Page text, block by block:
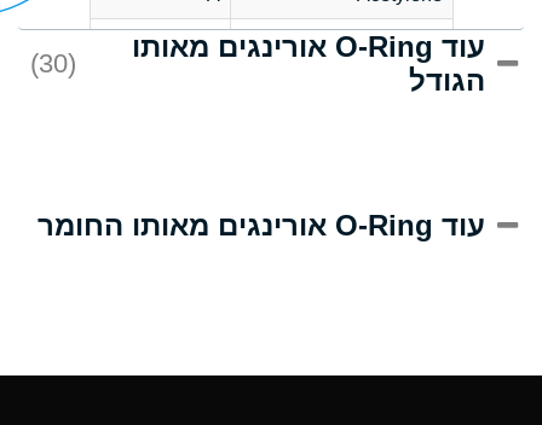
Acrlylonitrile
C
Adipic Acid
(Aqueous)
עוד O-Ring אורינגים מאותו
הגודל
(30)
עוד O-Ring אורינגים מאותו החומר